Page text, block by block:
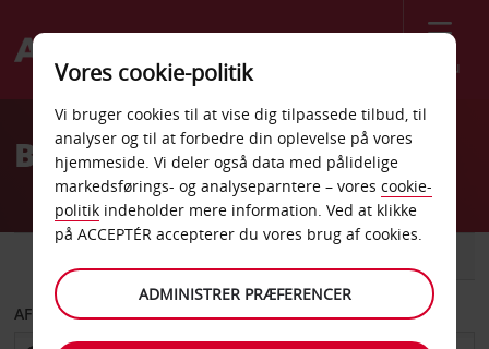
Menu
Welcome
AvisBilleje Centrum
AFHENT FRA
Vores cookie-politik
Vi bruger cookies til at vise dig tilpassede tilbud, til
analyser og til at forbedre din oplevelse på vores
hjemmeside. Vi deler også data med pålidelige
markedsførings- og analyseparntere – vores cookie-
politik indeholder mere information. Ved at klikke
på ACCEPTÉR accepterer du vores brug af cookies.
ADMINISTRER PRÆFERENCER